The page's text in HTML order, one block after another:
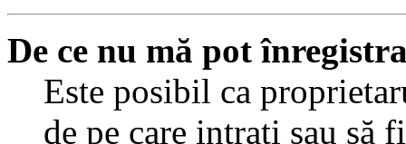
De ce nu mă pot
Este posibil ca
de pe care intraţi sau să